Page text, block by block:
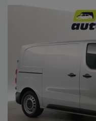
Bekijk deze auto